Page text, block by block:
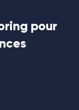
pour